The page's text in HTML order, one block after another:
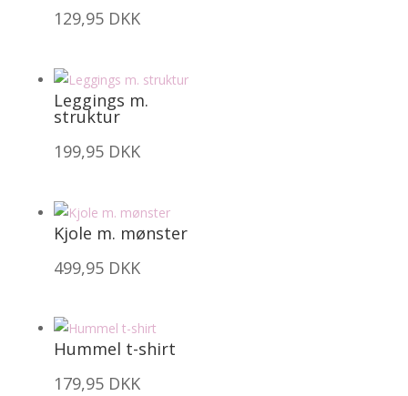
129,95 DKK
Leggings m.
struktur
199,95 DKK
Kjole m. mønster
499,95 DKK
Hummel t-shirt
179,95 DKK